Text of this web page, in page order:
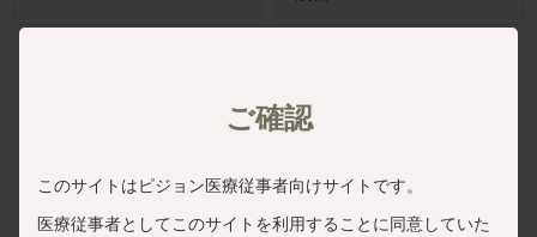
ご確認
このサイトはピジョン医療従事者向けサイトです。
医療従事者としてこのサイトを利用することに同意していた